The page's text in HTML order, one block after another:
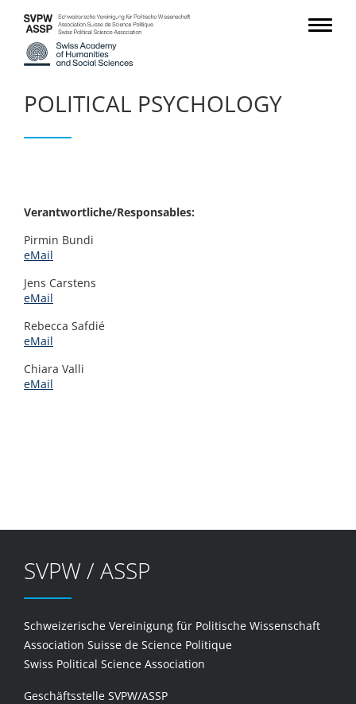
POLITICAL PSYCHOLOGY
Verantwortliche/Responsables:
Pirmin Bundi
eMail
Jens Carstens
eMail
Rebecca Safdié
eMail
Chiara Valli
eMail
SVPW / ASSP
Schweizerische Vereinigung für Politische Wissenschaft
Association Suisse de Science Politique
Swiss Political Science Association
Geschäftsstelle SVPW/ASSP